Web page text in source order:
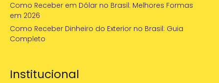
Como Receber em Dólar no Brasil: Melhores Formas
em 2026
Como Receber Dinheiro do Exterior no Brasil: Guia
Completo
Institucional